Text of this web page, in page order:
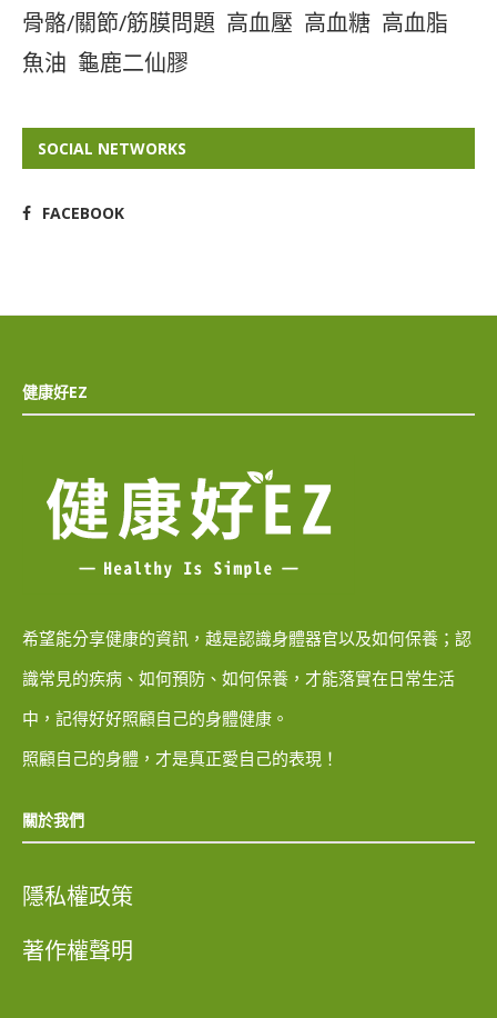
骨骼/關節/筋膜問題 高血壓 高血糖 高血脂
魚油 龜鹿二仙膠
SOCIAL NETWORKS
FACEBOOK
健康好EZ
希望能分享健康的資訊，越是認識身體器官以及如何保養；認
識常見的疾病、如何預防、如何保養，才能落實在日常生活
中，記得好好照顧自己的身體健康。
照顧自己的身體，才是真正愛自己的表現！
關於我們
隱私權政策
著作權聲明